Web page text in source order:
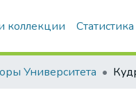
коллекции Статистика
Университета